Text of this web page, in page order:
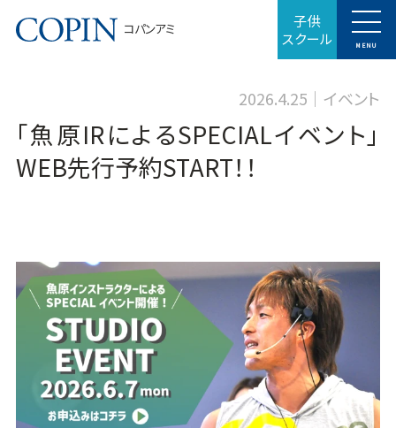
コパンアミ 子供
スクール MENU
「魚原IRによるSPECIALイベント」
WEB先行予約START！！
2026.4.25 イベント